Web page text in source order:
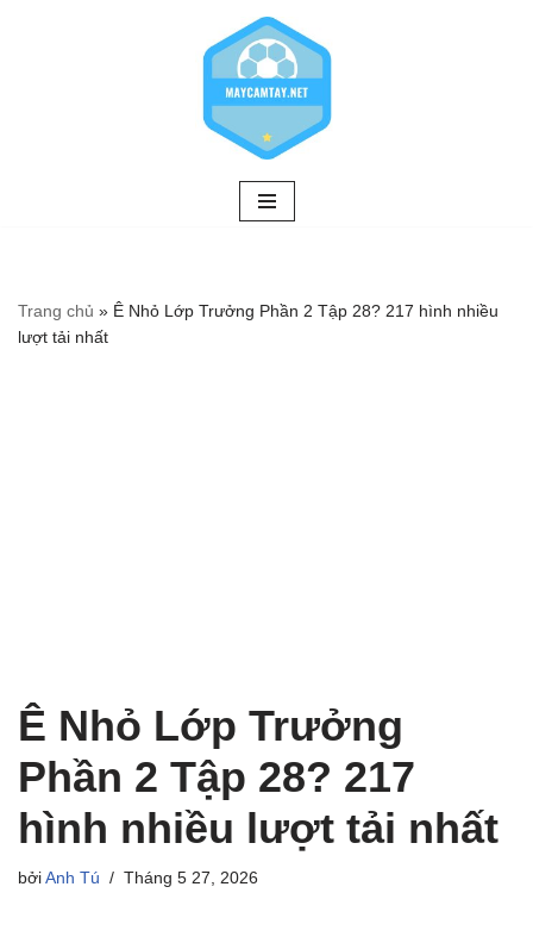
Trang chủ » Ê Nhỏ Lớp Trưởng Phần 2 Tập 28? 217 hình nhiều
lượt tải nhất
Ê Nhỏ Lớp Trưởng
Phần 2 Tập 28? 217
hình nhiều lượt tải nhất
bởi Anh Tú Tháng 5 27, 2026